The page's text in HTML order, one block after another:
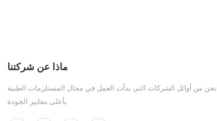
ماذا عن شركتنا
نحن من أوائل الشركات التي بدأت العمل في مجال المستلزمات الطبية
بأعلى معايير الجودة